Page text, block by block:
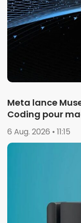
Meta lance
Coding pour
6 Aug. 2026 • 11:15